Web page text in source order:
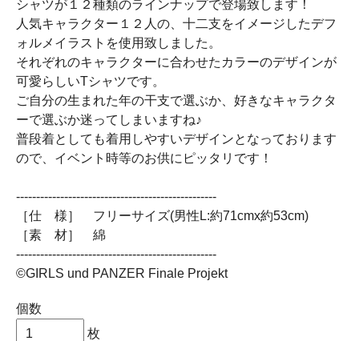
シャツが１２種類のラインナップで登場致します！
人気キャラクター１２人の、十二支をイメージしたデフ
ォルメイラストを使用致しました。
それぞれのキャラクターに合わせたカラーのデザインが
可愛らしいTシャツです。
ご自分の生まれた年の干支で選ぶか、好きなキャラクタ
ーで選ぶか迷ってしまいますね♪
普段着としても着用しやすいデザインとなっております
ので、イベント時等のお供にピッタリです！
--------------------------------------------------
［仕 様］ フリーサイズ(男性L:約71cmx約53cm)
［素 材］ 綿
--------------------------------------------------
©GIRLS und PANZER Finale Projekt
個数
枚